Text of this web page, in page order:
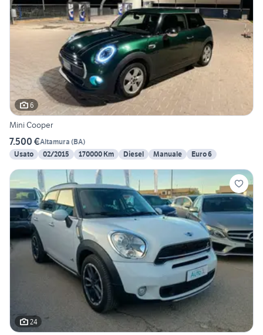
6
Mini Cooper
7.500 €Altamura (BA)
Usato
02/2015 170000 Km Diesel Manuale Euro 6
24